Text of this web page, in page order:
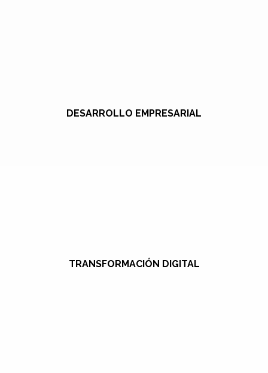
DESARROLLO EMPRESARIAL
TRANSFORMACIÓN DIGITAL